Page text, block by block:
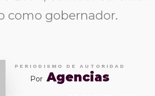
como gobernador.
PERIODISMO DE AUTORIDAD
Por Agencias